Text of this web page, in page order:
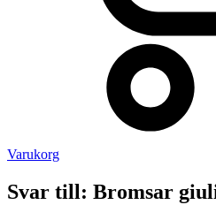
Varukorg
Svar till: Bromsar